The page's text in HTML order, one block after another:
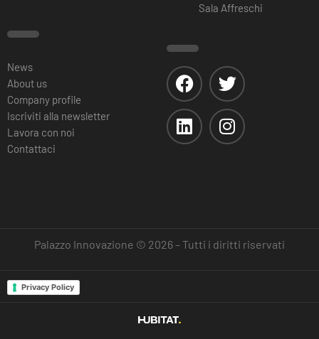
Sala Affreschi
News
About us
Company profile
Iscriviti alla newsletter
Lavora con noi
Contattaci
Palazzo Innovazione © 2026 – Tutti i diritti riservati
Privacy Policy